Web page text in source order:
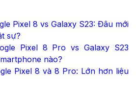
Pixel 8 vs Galaxy S23: Đâu mới
sự?
Pixel 8 Pro vs Galaxy S23
nào?
Pixel 8 và 8 Pro: Lớn hơn liệu